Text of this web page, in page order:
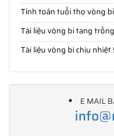
Tính toán tuổi thọ vòng bi
Tài liệu vòng bi tang
Tài liệu vòng bi chịu nhiệt
E MAIL